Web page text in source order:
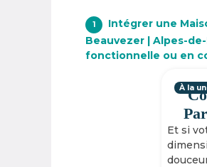
1
Intégrer une
Beauvezer | Alpes-
fonctionnelle ou en
Et si
À la